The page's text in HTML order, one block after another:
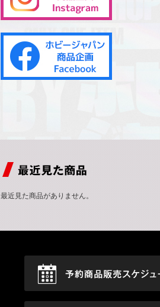
最近見た商品がありません。